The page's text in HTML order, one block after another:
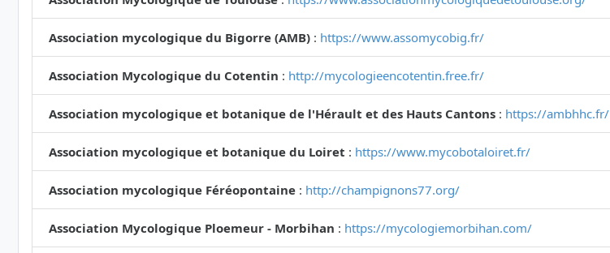
Association mycologique du Bigorre (AMB) : https://www.assomycobig.fr/
Association Mycologique du Cotentin : http://mycologieencotentin.free.fr/
Association mycologique et botanique de l'Hérault et des Hauts Cantons : https://ambhhc.fr/
Association mycologique et botanique du Loiret : https://www.mycobotaloiret.fr/
Association mycologique Féréopontaine : http://champignons77.org/
Association Mycologique Ploemeur - Morbihan : https://mycologiemorbihan.com/